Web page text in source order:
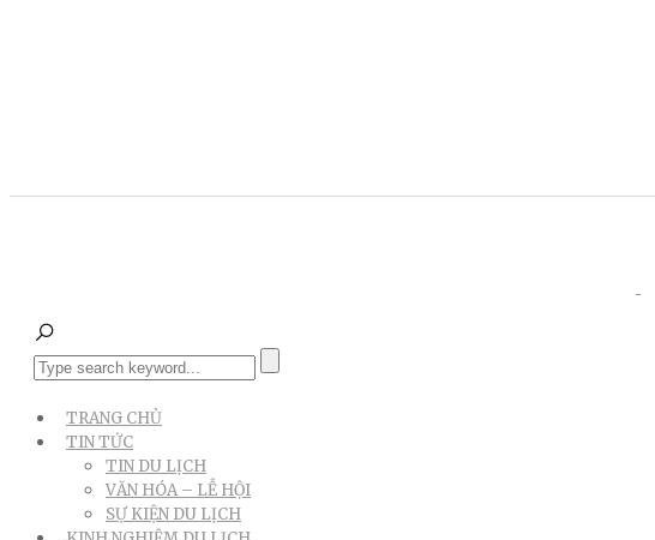
TRANG CHỦ
TIN TỨC
TIN DU LỊCH
VĂN HÓA – LỄ HỘI
SỰ KIỆN DU LỊCH